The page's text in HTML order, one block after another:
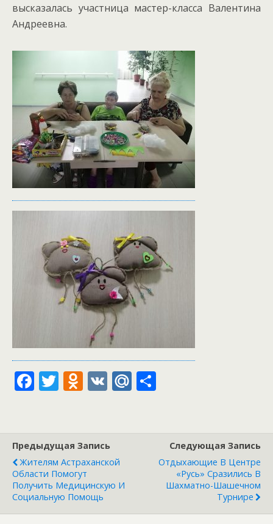
высказалась участница мастер-класса Валентина
Андреевна.
F
b
o
o
k
T
er
O
o
kl
as
s
ni
V M
а
в
т
Предыдущая Запись
Жителям Астраханской
Области Помогут
Получить Медицинскую И
Социальную Помощь
Следующая Запись
Отдыхающие В Центре
«Русь» Сразились В
Шахматно-Шашечном
Турнире